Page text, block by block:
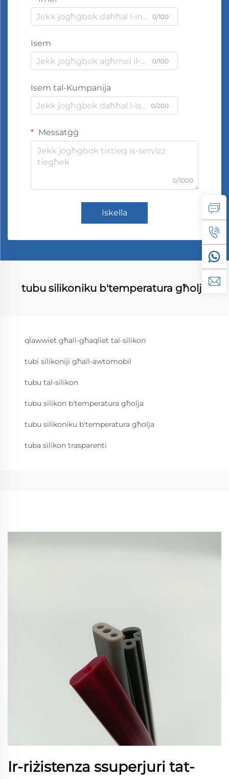
0/100
Isem
0/100
Isem tal-Kumpanija
0/200
Messatġġ
0/1000
Iskella
tubu silikoniku b'temperatura għolja
qlawwiet għall-għaqliet tal-silikon
tubi silikoniji għall-awtomobil
tubu tal-silikon
tubu silikon b'temperatura għolja
tubu silikoniku b'temperatura għolja
tuba silikon trasparenti
Ir-riżistenza ssuperjuri tat-